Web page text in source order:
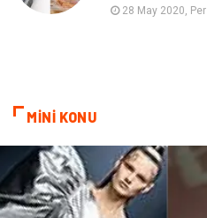
28 May 2020, Per
MİNİ KONU